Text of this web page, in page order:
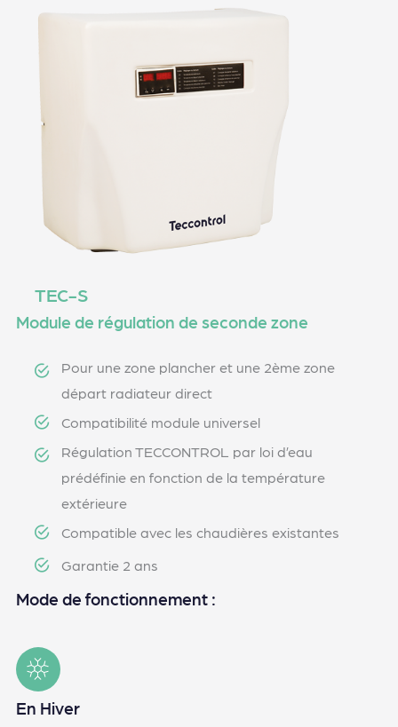
TEC-S
Module de régulation de seconde zone
Pour une zone plancher et une 2ème zone
départ radiateur direct
Compatibilité module universel
Régulation TECCONTROL par loi d’eau
prédéfinie en fonction de la température
extérieure
Compatible avec les chaudières existantes
Garantie 2 ans
Mode de fonctionnement :
En Hiver